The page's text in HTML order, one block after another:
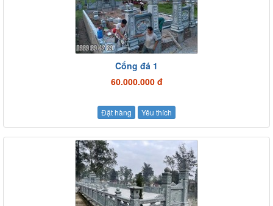
Cổng đá 1
60.000.000 đ
Đặt hàng Yêu thích